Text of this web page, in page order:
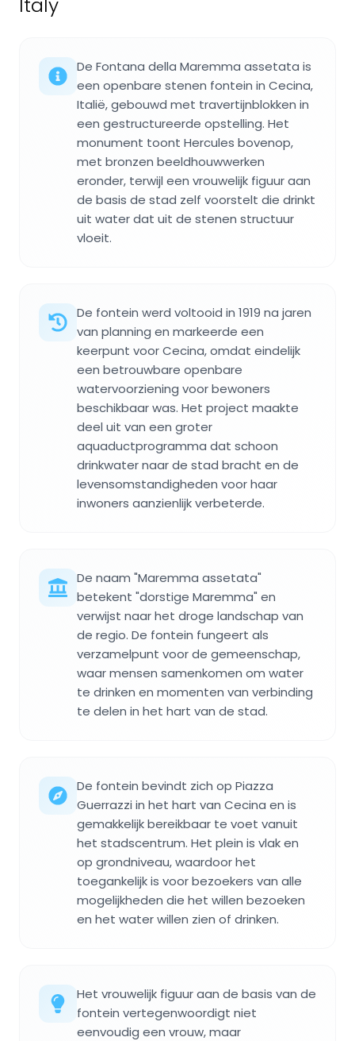
De Fontana della Maremma assetata is
een openbare stenen fontein in Cecina,
Italië, gebouwd met travertijnblokken in
een gestructureerde opstelling. Het
monument toont Hercules bovenop,
met bronzen beeldhouwwerken
eronder, terwijl een vrouwelijk figuur aan
de basis de stad zelf voorstelt die drinkt
uit water dat uit de stenen structuur
vloeit.
De fontein werd voltooid in 1919 na jaren
van planning en markeerde een
keerpunt voor Cecina, omdat eindelijk
een betrouwbare openbare
watervoorziening voor bewoners
beschikbaar was. Het project maakte
deel uit van een groter
aquaductprogramma dat schoon
drinkwater naar de stad bracht en de
levensomstandigheden voor haar
inwoners aanzienlijk verbeterde.
De naam "Maremma assetata"
betekent "dorstige Maremma" en
verwijst naar het droge landschap van
de regio. De fontein fungeert als
verzamelpunt voor de gemeenschap,
waar mensen samenkomen om water
te drinken en momenten van verbinding
te delen in het hart van de stad.
De fontein bevindt zich op Piazza
Guerrazzi in het hart van Cecina en is
gemakkelijk bereikbaar te voet vanuit
het stadscentrum. Het plein is vlak en
op grondniveau, waardoor het
toegankelijk is voor bezoekers van alle
mogelijkheden die het willen bezoeken
en het water willen zien of drinken.
Het vrouwelijk figuur aan de basis van de
fontein vertegenwoordigt niet
eenvoudig een vrouw, maar